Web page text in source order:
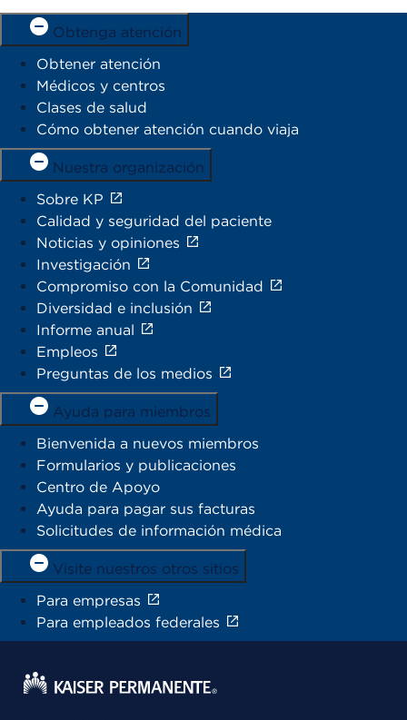
Obtenga atención
Obtener atención
Médicos y centros
Clases de salud
Cómo obtener atención cuando viaja
Nuestra organización
Sobre KP
Calidad y seguridad del paciente
Noticias y opiniones
Investigación
Compromiso con la Comunidad
Diversidad e inclusión
Informe anual
Empleos
Preguntas de los medios
Ayuda para miembros
Bienvenida a nuevos miembros
Formularios y publicaciones
Centro de Apoyo
Ayuda para pagar sus facturas
Solicitudes de información médica
Visite nuestros otros sitios
Para empresas
Para empleados federales